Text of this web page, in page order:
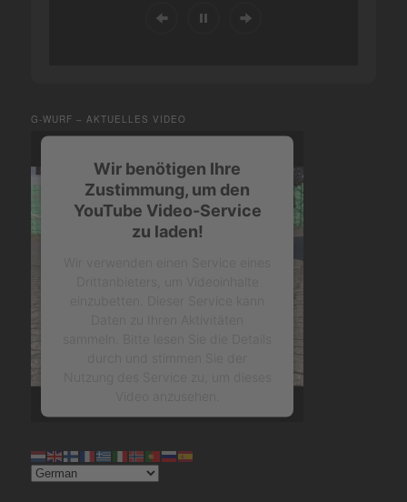
G-WURF – AKTUELLES VIDEO
Wir benötigen Ihre
Zustimmung, um den
YouTube Video-Service
zu laden!
Mehr Informationen